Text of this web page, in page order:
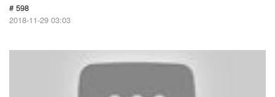
# 598
2018-11-29 03:03